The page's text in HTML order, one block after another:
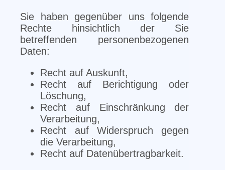
Sie haben gegenüber uns folgende
Rechte hinsichtlich der Sie
betreffenden personenbezogenen
Daten:
Recht auf Auskunft,
Recht auf Berichtigung oder
Löschung,
Recht auf Einschränkung der
Verarbeitung,
Recht auf Widerspruch gegen
die Verarbeitung,
Recht auf Datenübertragbarkeit.